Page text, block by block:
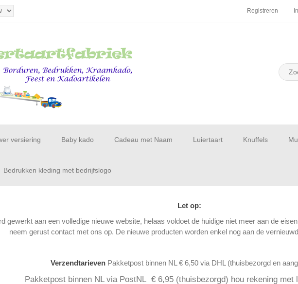
Registreren
versiering Baby kado Cadeau met Naam Luiertaart Knuffels
Bedrukken kleding met bedrijfslogo
Let op:
gewerkt aan een volledige nieuwe website, helaas voldoet de huidige niet meer aan de
neem gerust contact met ons op. De nieuwe producten worden enkel nog aan de
Verzendtarieven Pakketpost binnen NL € 6,50 via DHL (thuisbezorgd en
Pakketpost binnen NL via PostNL € 6,95 (thuisbezorgd) hou rekening met